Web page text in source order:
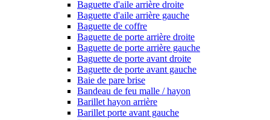
Baguette d'aile arrière droite
Baguette d'aile arrière gauche
Baguette de coffre
Baguette de porte arrière droite
Baguette de porte arrière gauche
Baguette de porte avant droite
Baguette de porte avant gauche
Baie de pare brise
Bandeau de feu malle / hayon
Barillet hayon arrière
Barillet porte avant gauche